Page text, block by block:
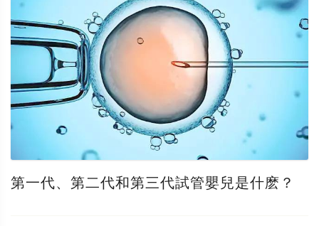
第一代、第二代和第三代試管嬰兒是什麽？